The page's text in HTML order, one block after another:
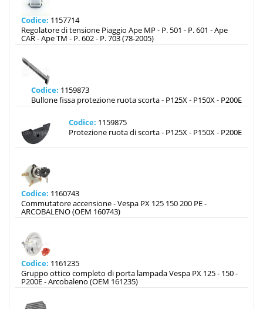
Codice: 1157714
Regolatore di tensione Piaggio Ape MP - P. 501 - P. 601 - Ape
CAR - Ape TM - P. 602 - P. 703 (78-2005)
Codice: 1159873
Bullone fissa protezione ruota scorta - P125X - P150X - P200E
Codice: 1159875
Protezione ruota di scorta - P125X - P150X - P200E
Codice: 1160743
Commutatore accensione - Vespa PX 125 150 200 PE -
ARCOBALENO (OEM 160743)
Codice: 1161235
Gruppo ottico completo di porta lampada Vespa PX 125 - 150 -
P200E - Arcobaleno (OEM 161235)